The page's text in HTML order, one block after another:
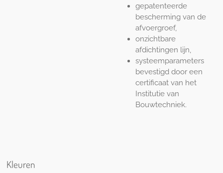
gepatenteerde
bescherming van de
afvoergroef,
onzichtbare
afdichtingen lijn,
systeemparameters
bevestigd door een
certificaat van het
Institutie van
Bouwtechniek.
Kleuren